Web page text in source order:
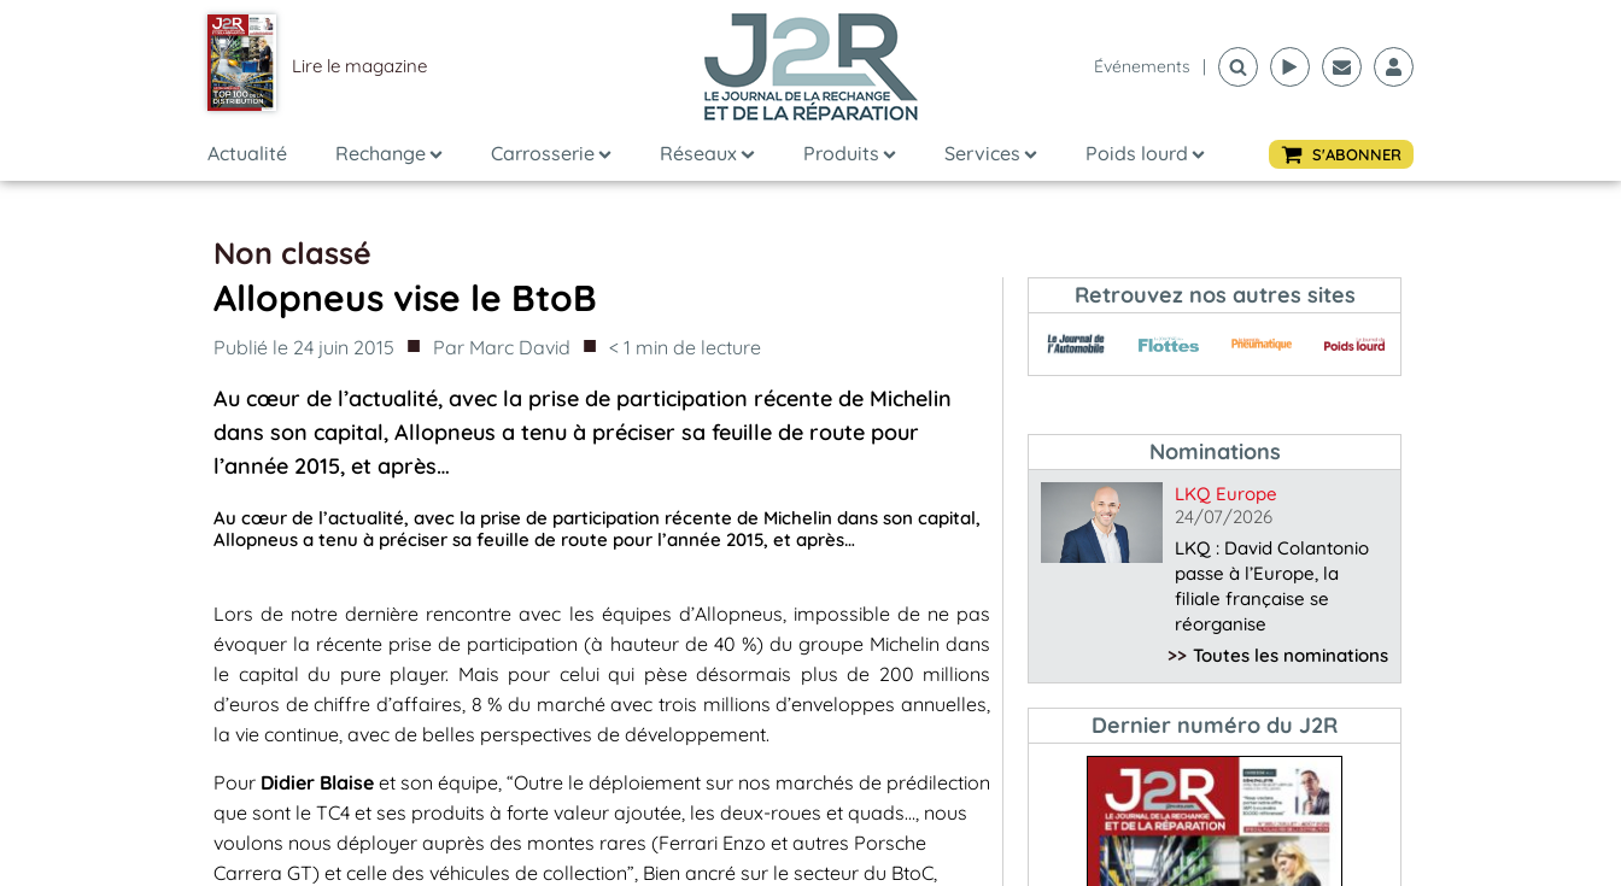
Lire le magazine Événements |
Actualité Rechange Carrosserie Réseaux Produits Services Poids lourd S'ABONNER
Non classé
Allopneus vise le BtoB
Publié le 24 juin 2015 ■ Par Marc David ■ < 1 min de lecture
Au cœur de l’actualité, avec la prise de participation récente de Michelin
dans son capital, Allopneus a tenu à préciser sa feuille de route pour
l’année 2015, et après…
Au cœur de l’actualité, avec la prise de participation récente de Michelin dans son capital,
Allopneus a tenu à préciser sa feuille de route pour l’année 2015, et après…
Lors de notre dernière rencontre avec les équipes d’Allopneus, impossible de ne pas
évoquer la récente prise de participation (à hauteur de 40 %) du groupe Michelin dans
le capital du pure player. Mais pour celui qui pèse désormais plus de 200 millions
d’euros de chiffre d’affaires, 8 % du marché avec trois millions d’enveloppes annuelles,
la vie continue, avec de belles perspectives de développement.
Pour Didier Blaise et son équipe, “Outre le déploiement sur nos marchés de prédilection
que sont le TC4 et ses produits à forte valeur ajoutée, les deux-roues et quads…, nous
voulons nous déployer auprès des montes rares (Ferrari Enzo et autres Porsche
Carrera GT) et celle des véhicules de collection”, Bien ancré sur le secteur du BtoC,
Retrouvez nos autres sites
Nominations
LKQ Europe
24/07/2026
LKQ : David Colantonio
passe à l’Europe, la
filiale française se
réorganise
>> Toutes les nominations
Dernier numéro du J2R